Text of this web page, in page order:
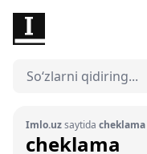
Imlo.uzsaytida cheklama
cheklama